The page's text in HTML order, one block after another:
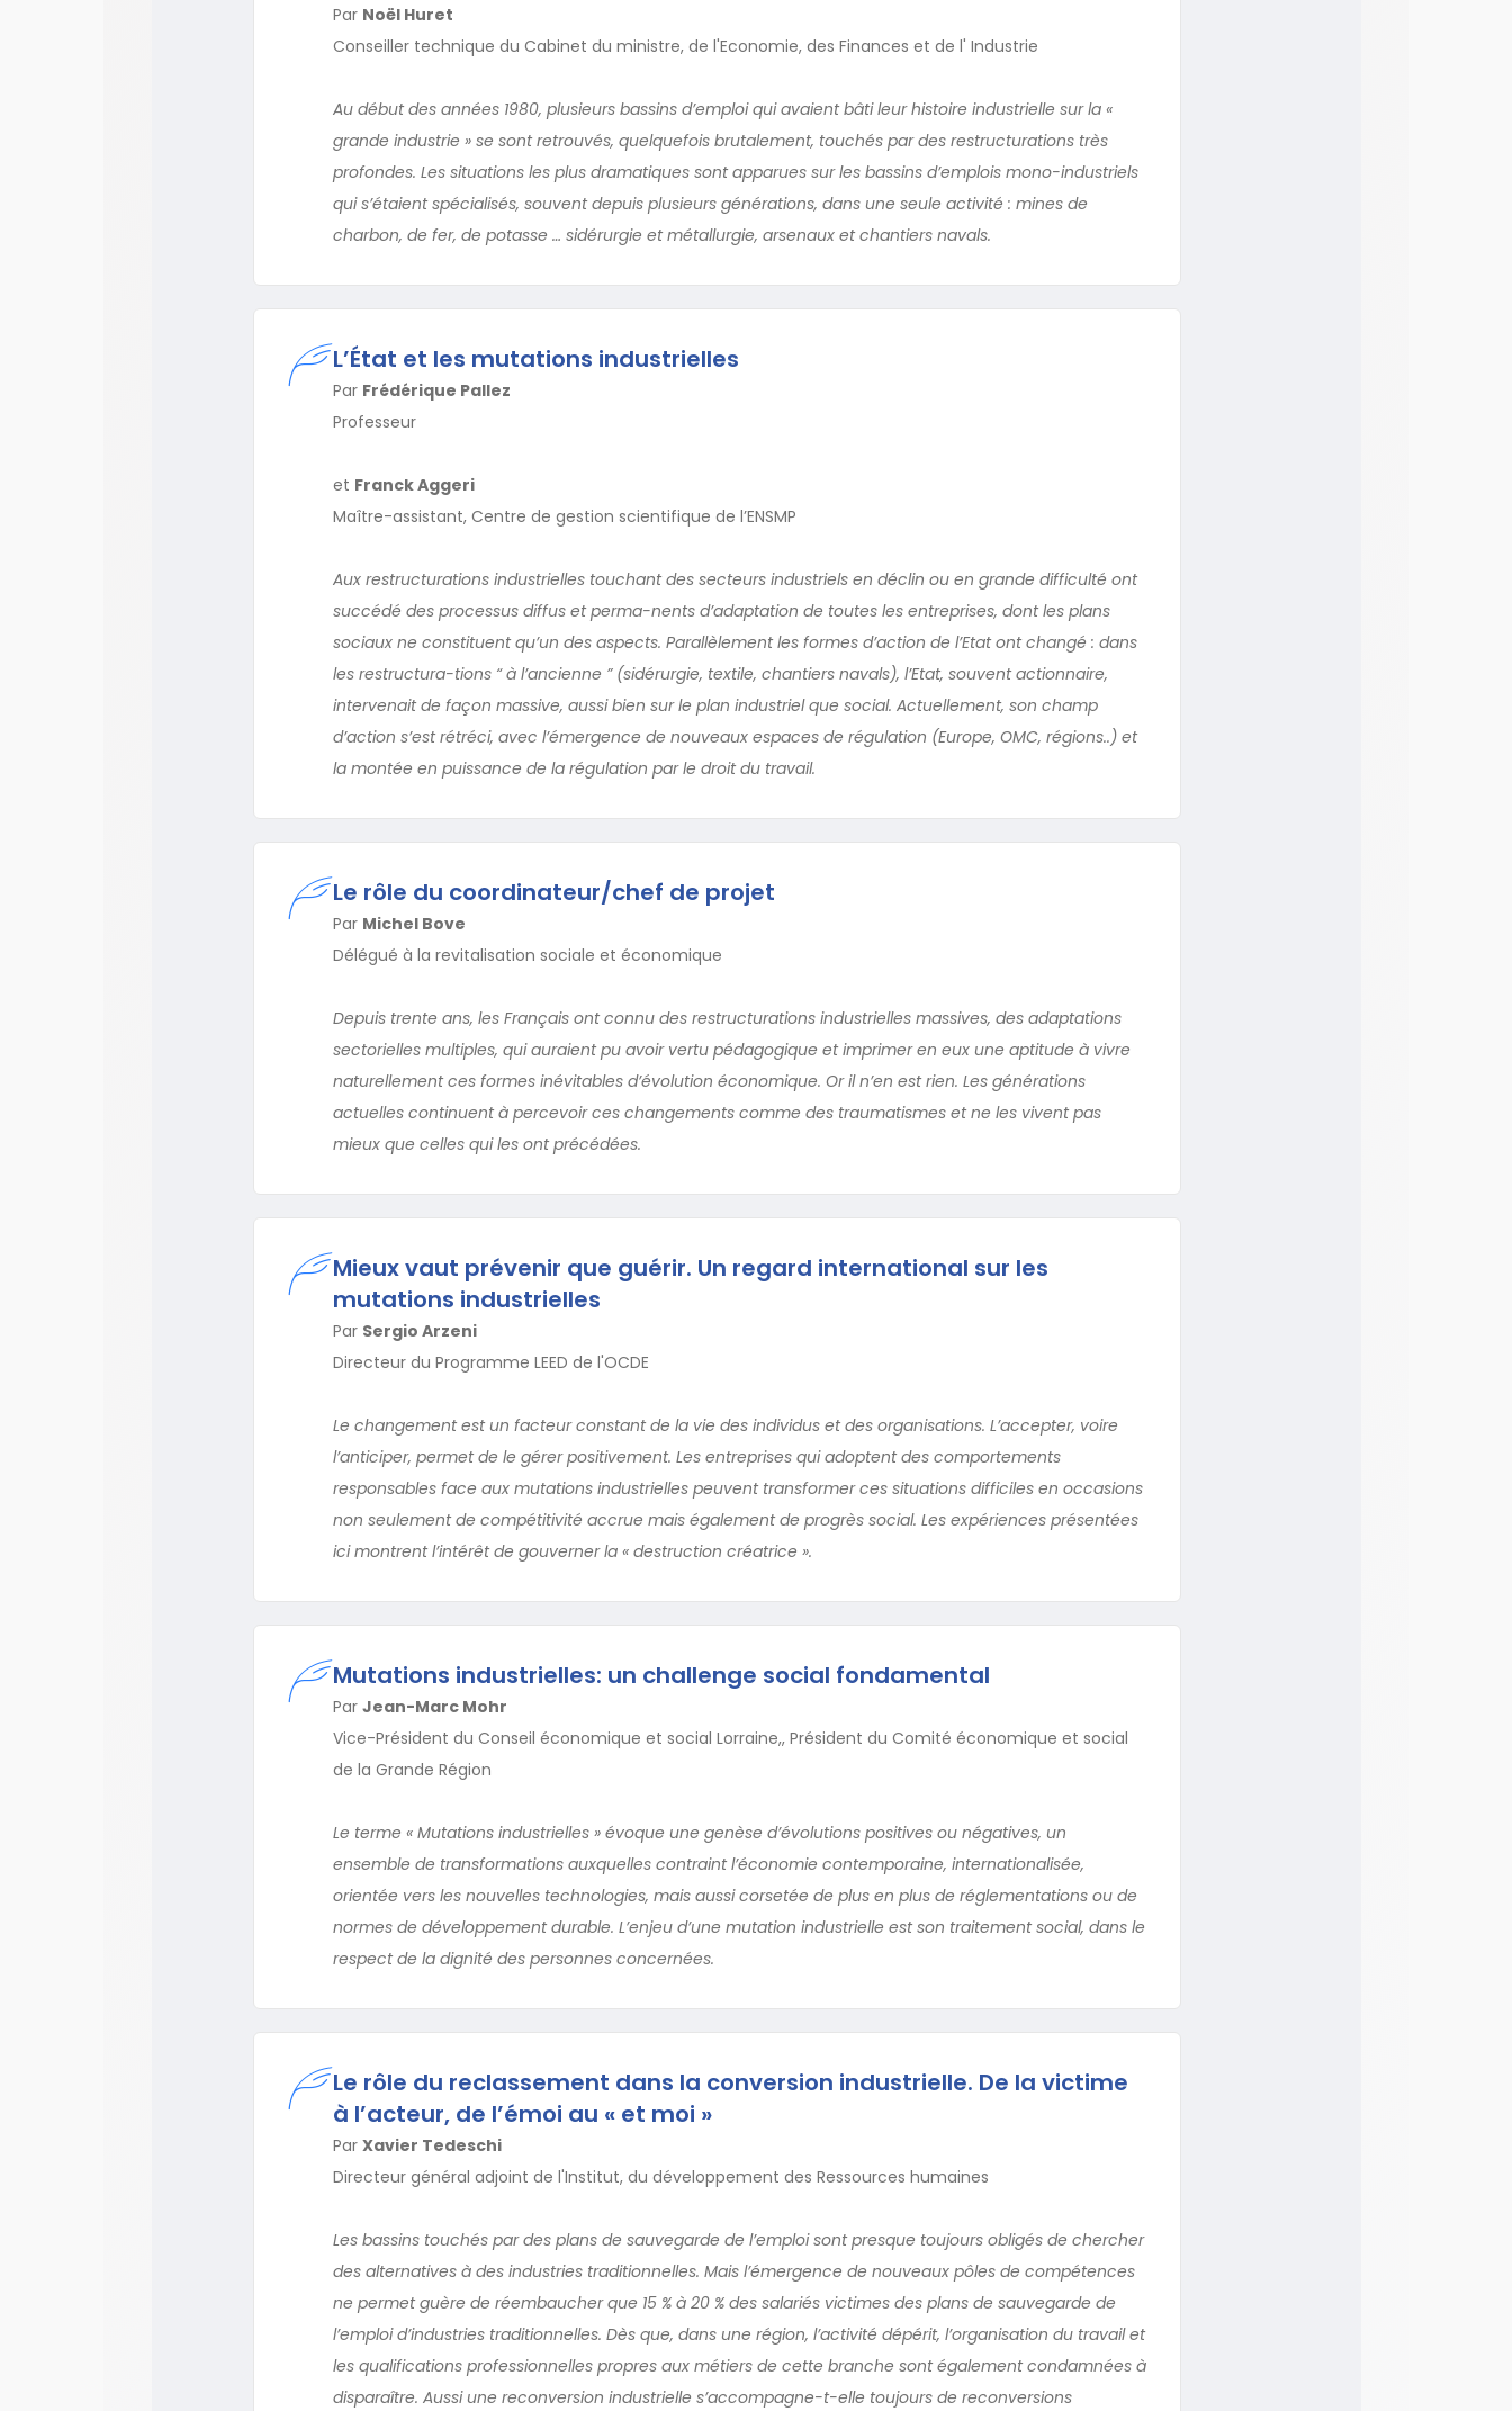
Par Noël Huret
Conseiller technique du Cabinet du ministre, de l'Economie, des Finances et de l' Industrie
Au début des années 1980, plusieurs bassins d’emploi qui avaient bâti leur histoire industrielle sur la «
grande industrie » se sont retrouvés, quelquefois brutalement, touchés par des restructurations très
profondes. Les situations les plus dramatiques sont apparues sur les bassins d’emplois mono-industriels
qui s’étaient spécialisés, souvent depuis plusieurs générations, dans une seule activité : mines de
charbon, de fer, de potasse … sidérurgie et métallurgie, arsenaux et chantiers navals.
L’État et les mutations industrielles
Par Frédérique Pallez
Professeur
et Franck Aggeri
Maître-assistant, Centre de gestion scientifique de l’ENSMP
Aux restructurations industrielles touchant des secteurs industriels en déclin ou en grande difficulté ont
succédé des processus diffus et perma-nents d’adaptation de toutes les entreprises, dont les plans
sociaux ne constituent qu’un des aspects. Parallèlement les formes d’action de l’Etat ont changé : dans
les restructura-tions “ à l’ancienne ” (sidérurgie, textile, chantiers navals), l’Etat, souvent actionnaire,
intervenait de façon massive, aussi bien sur le plan industriel que social. Actuellement, son champ
d’action s’est rétréci, avec l’émergence de nouveaux espaces de régulation (Europe, OMC, régions..) et
la montée en puissance de la régulation par le droit du travail.
Le rôle du coordinateur/chef de projet
Par Michel Bove
Délégué à la revitalisation sociale et économique
Depuis trente ans, les Français ont connu des restructurations industrielles massives, des adaptations
sectorielles multiples, qui auraient pu avoir vertu pédagogique et imprimer en eux une aptitude à vivre
naturellement ces formes inévitables d’évolution économique. Or il n’en est rien. Les générations
actuelles continuent à percevoir ces changements comme des traumatismes et ne les vivent pas
mieux que celles qui les ont précédées.
Mieux vaut prévenir que guérir. Un regard international sur les
mutations industrielles
Par Sergio Arzeni
Directeur du Programme LEED de l'OCDE
Le changement est un facteur constant de la vie des individus et des organisations. L’accepter, voire
l’anticiper, permet de le gérer positivement. Les entreprises qui adoptent des comportements
responsables face aux mutations industrielles peuvent transformer ces situations difficiles en occasions
non seulement de compétitivité accrue mais également de progrès social. Les expériences présentées
ici montrent l’intérêt de gouverner la « destruction créatrice ».
Mutations industrielles: un challenge social fondamental
Par Jean-Marc Mohr
Vice-Président du Conseil économique et social Lorraine,, Président du Comité économique et social
de la Grande Région
Le terme « Mutations industrielles » évoque une genèse d’évolutions positives ou négatives, un
ensemble de transformations auxquelles contraint l’économie contemporaine, internationalisée,
orientée vers les nouvelles technologies, mais aussi corsetée de plus en plus de réglementations ou de
normes de développement durable. L’enjeu d’une mutation industrielle est son traitement social, dans le
respect de la dignité des personnes concernées.
Le rôle du reclassement dans la conversion industrielle. De la victime
à l’acteur, de l’émoi au « et moi »
Par Xavier Tedeschi
Directeur général adjoint de l'Institut, du développement des Ressources humaines
Les bassins touchés par des plans de sauvegarde de l’emploi sont presque toujours obligés de chercher
des alternatives à des industries traditionnelles. Mais l’émergence de nouveaux pôles de compétences
ne permet guère de réembaucher que 15 % à 20 % des salariés victimes des plans de sauvegarde de
l’emploi d’industries traditionnelles. Dès que, dans une région, l’activité dépérit, l’organisation du travail et
les qualifications professionnelles propres aux métiers de cette branche sont également condamnées à
disparaître. Aussi une reconversion industrielle s’accompagne-t-elle toujours de reconversions